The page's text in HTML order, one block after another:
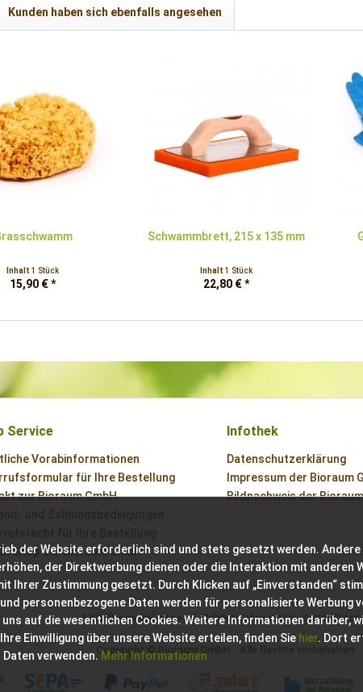
Kunden haben sich ebenfalls angesehen
Inhalt1 Stück
15,90 € *
Schwammbrett, 215 x 135 mm
Inhalt1 Stück
22,80 € *
Service
Vorabinformationen
für Ihre Bestellung
zur Bioraum GmbH
und Zahlungsbedingungen
für Ihre Bestellung
Shop der Bioraum GmbH
Infothek
Datenschutzerklärung
Impressum der Bioraum
Bildnachweis der
* Alle Preise inkl. gesetzl. Mehrwertsteuer zzgl.
Copyright © Bioraum GmbH - Alle Rechte vorbehalten.
der Website erforderlich sind und stets gesetzt werden. Andere
der Direktwerbung dienen oder die Interaktion mit anderen
Ihrer Zustimmung gesetzt. Durch Klicken auf „Einverstanden“
personenbezogene Daten werden für personalisierte Werbung
uns auf die wesentlichen Cookies. Weitere Informationen darüber,
Einwilligung über unsere Website erteilen, finden Sie hier. Dort
Daten verwenden.Mehr Informationen